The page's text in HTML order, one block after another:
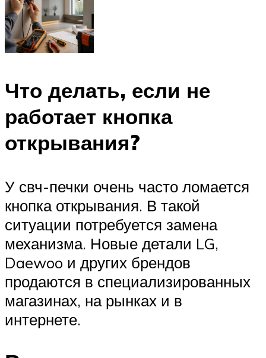
Что делать, если не
работает кнопка
открывания?
У свч-печки очень часто ломается
кнопка открывания. В такой
ситуации потребуется замена
механизма. Новые детали LG,
Daewoo и других брендов
продаются в специализированных
магазинах, на рынках и в
интернете.